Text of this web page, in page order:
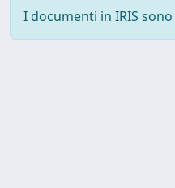
I documenti in IRIS